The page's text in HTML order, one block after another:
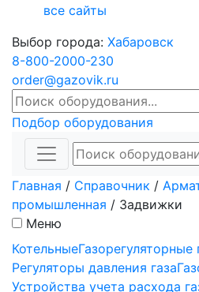
все сайты
Выбор города: Хабаровск
8-800-2000-230
order@gazovik.ru
Подбор оборудования
Главная / Справочник /
промышленная / Задвижки
Меню
Котельные
Регуляторы давления газа
Устройства учета расхода